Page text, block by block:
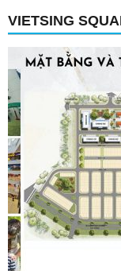
VIETSING